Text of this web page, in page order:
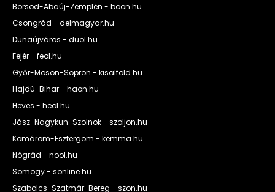
Borsod-Abaúj-Zemplén - boon.hu
Csongrád - delmagyar.hu
Dunaújváros - duol.hu
Fejér - feol.hu
Győr-Moson-Sopron - kisalfold.hu
Hajdú-Bihar - haon.hu
Heves - heol.hu
Jász-Nagykun-Szolnok - szoljon.hu
Komárom-Esztergom - kemma.hu
Nógrád - nool.hu
Somogy - sonline.hu
Szabolcs-Szatmár-Bereg - szon.hu